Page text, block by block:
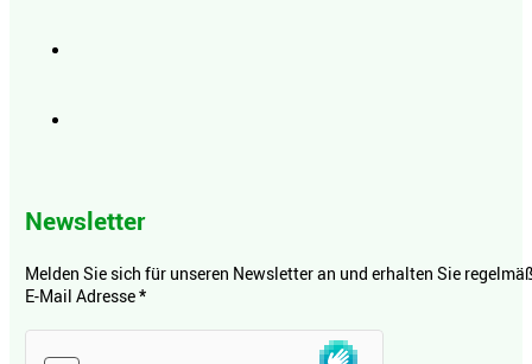
Newsletter
Melden Sie sich für unseren Newsletter an und erhalten Sie
E-Mail Adresse*